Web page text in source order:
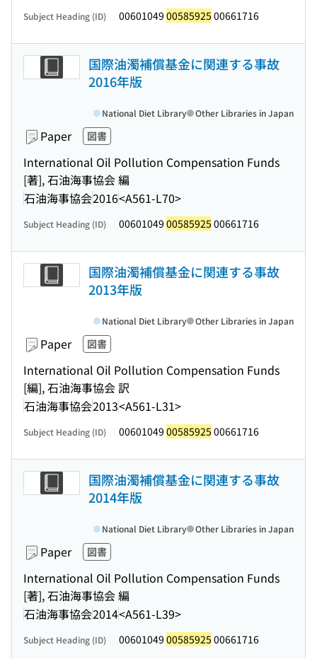
Subject Heading (ID) 00601049 00585925 00661716
国際油濁補償基金に関連する事故
2016年版
Paper 図書
International Oil Pollution Compensation Funds
[著], 石油海事協会 編
石油海事協会2016<A561-L70>
National Diet Library Other Libraries in Japan
Subject Heading (ID) 00601049 00585925 00661716
国際油濁補償基金に関連する事故
2013年版
Paper 図書
International Oil Pollution Compensation Funds
[編], 石油海事協会 訳
石油海事協会2013<A561-L31>
National Diet Library Other Libraries in Japan
Subject Heading (ID) 00601049 00585925 00661716
国際油濁補償基金に関連する事故
2014年版
Paper 図書
International Oil Pollution Compensation Funds
[著], 石油海事協会 編
石油海事協会2014<A561-L39>
National Diet Library Other Libraries in Japan
Subject Heading (ID) 00601049 00585925 00661716